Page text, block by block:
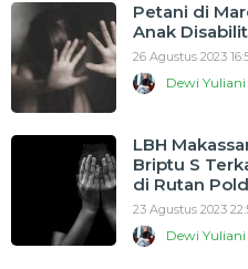
Petani di
Anak
26 Agustus 2023
Dewi Yuliani
LBH
Briptu S
di Rutan
23 Agustus 2023
Dewi Yuliani